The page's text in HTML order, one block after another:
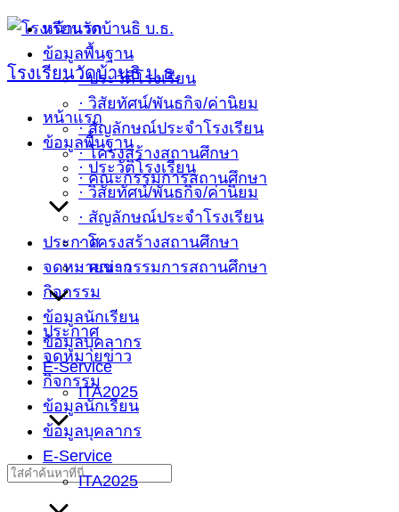
Skip
content
โรงเรียนวัดบ้านธิ บ.ธ.
หน้าแรก
ข้อมูลพื้นฐาน
· ประวัติโรงเรียน
· วิสัยทัศน์/พันธกิจ/ค่านิยม
· สัญลักษณ์ประจำโรงเรียน
· โครงสร้างสถานศึกษา
· คณะกรรมการสถานศึกษา
ประกาศ
จดหมายข่าว
กิจกรรม
ข้อมูลนักเรียน
ข้อมูลบุคลากร
E-Service
ITA2025
หน้าแรก
ข้อมูลพื้นฐาน
· ประวัติโรงเรียน
· วิสัยทัศน์/พันธกิจ/ค่านิยม
· สัญลักษณ์ประจำโรงเรียน
· โครงสร้างสถานศึกษา
· คณะกรรมการสถานศึกษา
ประกาศ
จดหมายข่าว
กิจกรรม
ข้อมูลนักเรียน
ข้อมูลบุคลากร
E-Service
ITA2025
Search